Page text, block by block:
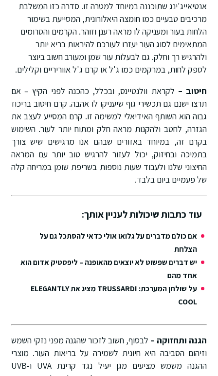
אנטיאייג'ינג שתוכננה במיוחד למטרה זו. סדרה כזו המשלבת
מרכיבים טבעיים כמו חומצה היאלורונית, המסייעת בשימור
הלחות בעור ומעניקה לו מראה רענן וזוהר. הקרמים והסרומים
המתאימים לסוג העור יעזרו לעורכם להיראות בריא יותר
ולהרגיש רך וחלק. גם לבעלות עור שמן ומעורב חשוב ביוצר
לספק לחות, במרקמים כמו ג'ל או קרם ג'ל אווריריים וקלילים.
חיטוב – לקראת וולנטיינס, ובכלל, כהכנה לפני הקיץ – אם
תרצו ישנם גם תכשירי גוף שיעניקו לו אהבה. קרם חיטוב בריכוז
גבוה הוא השותף האידיאלי למשימה זו. קרם המסייע לעצב את
הגזרה, לחטב ולהקנות מראה חלק ומתוח יותר לעור. השימוש
בקרם זה, במיוחד באזורים שבהם אנו מרגישים שיש צורך
בתמיכה ובחיזוק, יכול לעזור להרגיש טוב יותר עם המראה
החיצוני שלנו ולעבוד שעות נוספות בשריפת שומן במריחה קלה
של פעמיים ביום בלבד.
עוד כתבות שיכולות לעניין אותך:
אם כולם מדברים על גלואו אולי כדאי להסתכל גם על
הצלחת
יש דברים שפשוט לא יוצאים מהאופנה – ליפסטיק אדום הוא
אחד מהם
על שולחן המערכת: TRUSSARDI מציג את ELEGANTLY
COOL
הגנה ותחזוקה – לבסוף, חשוב לזכור שהגנה מפני נזקי השמש
וזיהום הסביבה היא חיונית לשמירה על בריאות העור. מוצרי
ההגנה משמש מציעים מגן יעיל נגד קרינת UVA ו-UVB